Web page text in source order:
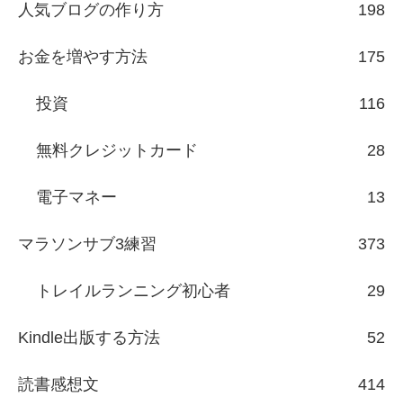
人気ブログの作り方 198
お金を増やす方法 175
投資 116
無料クレジットカード 28
電子マネー 13
マラソンサブ3練習 373
トレイルランニング初心者 29
Kindle出版する方法 52
読書感想文 414